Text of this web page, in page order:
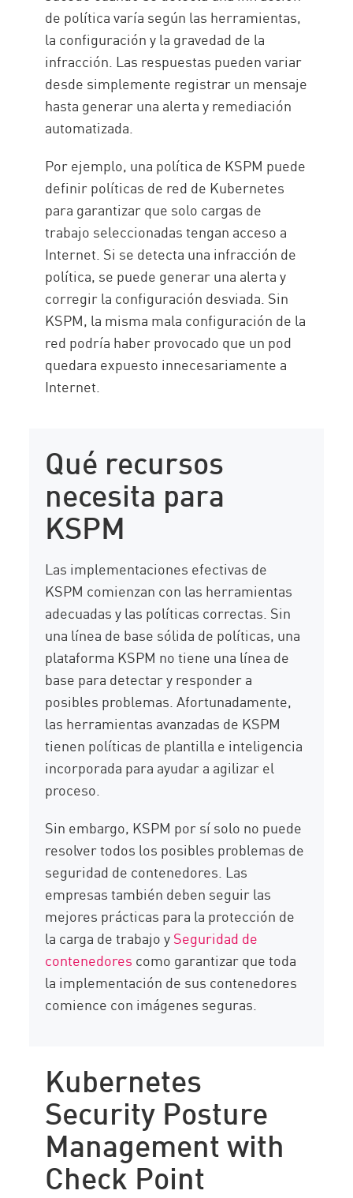
de política varía según las herramientas,
la configuración y la gravedad de la
infracción. Las respuestas pueden variar
desde simplemente registrar un mensaje
hasta generar una alerta y remediación
automatizada.
Por ejemplo, una política de KSPM puede
definir políticas de red de Kubernetes
para garantizar que solo cargas de
trabajo seleccionadas tengan acceso a
Internet. Si se detecta una infracción de
política, se puede generar una alerta y
corregir la configuración desviada. Sin
KSPM, la misma mala configuración de la
red podría haber provocado que un pod
quedara expuesto innecesariamente a
Internet.
Qué recursos
necesita para
KSPM
Las implementaciones efectivas de
KSPM comienzan con las herramientas
adecuadas y las políticas correctas. Sin
una línea de base sólida de políticas, una
plataforma KSPM no tiene una línea de
base para detectar y responder a
posibles problemas. Afortunadamente,
las herramientas avanzadas de KSPM
tienen políticas de plantilla e inteligencia
incorporada para ayudar a agilizar el
proceso.
Sin embargo, KSPM por sí solo no puede
resolver todos los posibles problemas de
seguridad de contenedores. Las
empresas también deben seguir las
mejores prácticas para la protección de
la carga de trabajo ySeguridad de
contenedores como garantizar que toda
la implementación de sus contenedores
comience con imágenes seguras.
Kubernetes
Security Posture
Management with
Check Point